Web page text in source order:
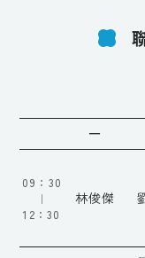
/Our Team
一心專欄/Blog
最新消息/News
09：30
｜
12：30
一
林俊傑